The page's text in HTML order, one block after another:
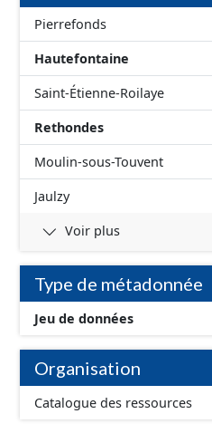
des Hospices.
Pierrefonds
Hautefontaine
Saint-Étienne-Roilaye
Rethondes
Moulin-sous-Touvent
Jaulzy
Voir plus
Type de métadonnée
Jeu de données
Organisation
Catalogue des ressources